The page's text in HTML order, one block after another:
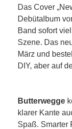
Das Cover
Debütalbum
Band sofort
Szene. Das
März und
DIY, aber auf
Butterwegge
klarer Kante
Spaß. Smarter